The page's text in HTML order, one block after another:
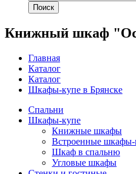
Поиск
Книжный шкаф
Главная
Каталог
Каталог
Шкафы-купе в Брянске
Спальни
Шкафы-купе
Книжные шкафы
Встроенные шкафы-
Шкаф в спальню
Угловые шкафы